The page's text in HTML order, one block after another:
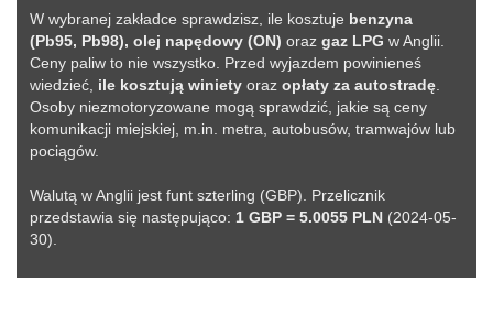
W wybranej zakładce sprawdzisz, ile kosztuje benzyna
(Pb95, Pb98), olej napędowy (ON) oraz gaz LPG w Anglii.
Ceny paliw to nie wszystko. Przed wyjazdem powinieneś
wiedzieć, ile kosztują winiety oraz opłaty za autostradę
Osoby niezmotoryzowane mogą sprawdzić, jakie są ceny
komunikacji miejskiej, m.in. metra, autobusów, tramwajów lub
pociągów.
Walutą w Anglii jest funt szterling (GBP). Przelicznik
przedstawia się następująco: 1 GBP = 5.0055 PLN (2024-05-
30).